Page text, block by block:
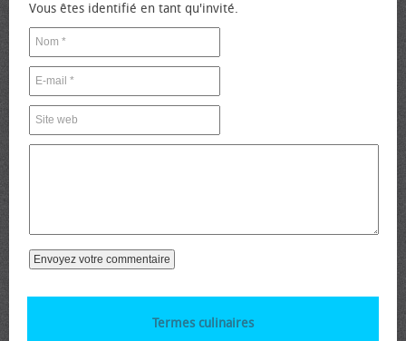
Vous êtes identifié en tant qu'invité.
Termes culinaires